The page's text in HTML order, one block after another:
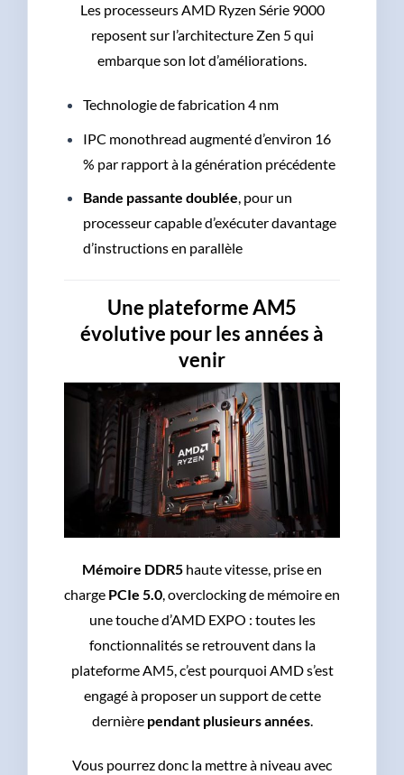
Les processeurs AMD Ryzen Série 9000
reposent sur l’architecture Zen 5 qui
embarque son lot d’améliorations.
Technologie de fabrication 4 nm
IPC monothread augmenté d’environ 16
% par rapport à la génération précédente
Bande passante doublée, pour un
processeur capable d’exécuter davantage
d’instructions en parallèle
Une plateforme AM5
évolutive pour les années à
venir
Mémoire DDR5 haute vitesse, prise en
charge PCIe 5.0, overclocking de mémoire en
une touche d’AMD EXPO : toutes les
fonctionnalités se retrouvent dans la
plateforme AM5, c’est pourquoi AMD s’est
engagé à proposer un support de cette
dernière pendant plusieurs années.
Vous pourrez donc la mettre à niveau avec